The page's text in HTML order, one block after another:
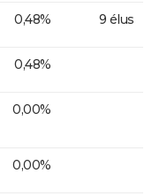
0,48% 9 élus
0,48%
0,00%
0,00%